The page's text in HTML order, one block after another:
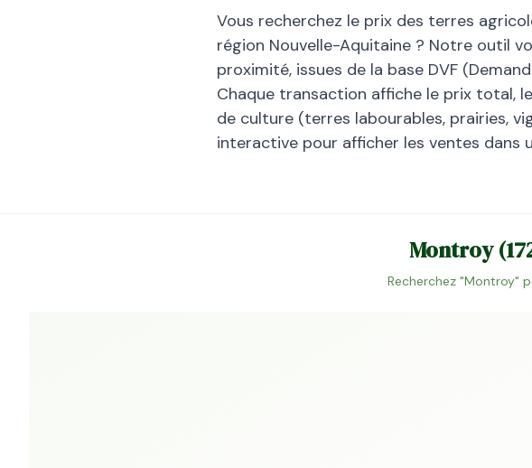
Vous recherchez le prix des terres
région Nouvelle-Aquitaine ? Notre outil
proximité, issues de la base DVF
Chaque transaction affiche le prix total,
de culture (terres labourables, prairies,
interactive pour afficher les ventes dans
Montroy(
Recherchez "Montroy"